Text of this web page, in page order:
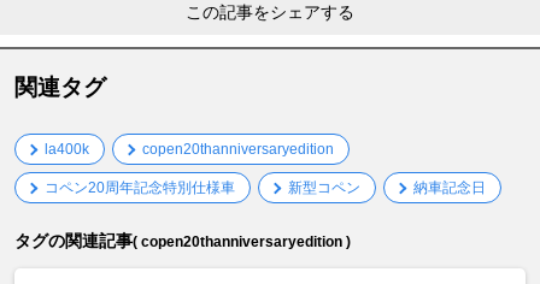
この記事をシェアする
関連タグ
la400k copen20thanniversaryedition
コペン20周年記念特別仕様車 新型コペン 納車記念日
タグの関連記事( copen20thanniversaryedition )